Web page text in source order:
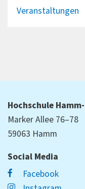
Veranstaltungen
Hochschule
Marker Allee 76–78
59063 Hamm
Social Media
Facebook